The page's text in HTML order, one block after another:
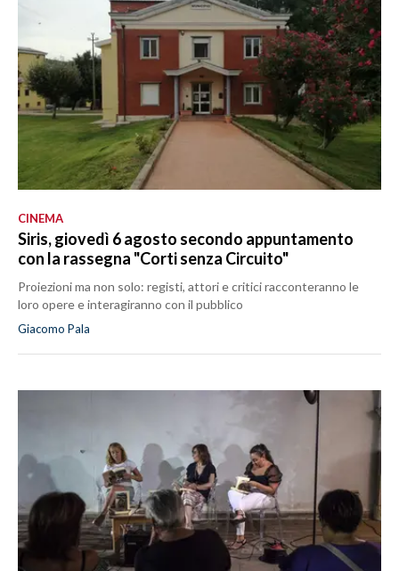
CINEMA
Siris, giovedì 6 agosto secondo appuntamento
con la rassegna "Corti senza Circuito"
Proiezioni ma non solo: registi, attori e critici racconteranno le
loro opere e interagiranno con il pubblico
Giacomo Pala